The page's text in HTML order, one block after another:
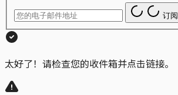
订阅
太好了！请检查您的收件箱并点击链接。